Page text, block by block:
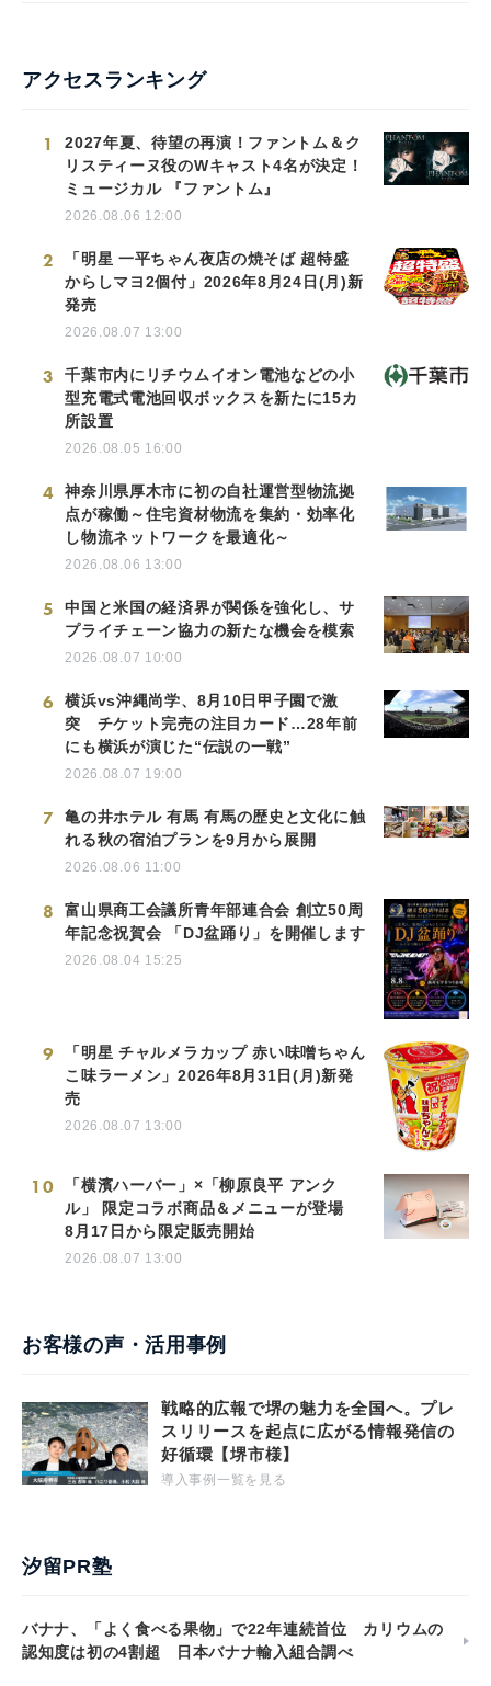
アクセスランキング
1
2027年夏、待望の再演！ファントム＆ク
リスティーヌ役のWキャスト4名が決定！
ミュージカル 『ファントム』
2026.08.06 12:00
2
「明星 一平ちゃん夜店の焼そば 超特盛
からしマヨ2個付」2026年8月24日(月)新
発売
2026.08.07 13:00
3
千葉市内にリチウムイオン電池などの小
型充電式電池回収ボックスを新たに15カ
所設置
2026.08.05 16:00
4
神奈川県厚木市に初の自社運営型物流拠
点が稼働～住宅資材物流を集約・効率化
し物流ネットワークを最適化～
2026.08.06 13:00
5
中国と米国の経済界が関係を強化し、サ
プライチェーン協力の新たな機会を模索
2026.08.07 10:00
6
横浜vs沖縄尚学、8月10日甲子園で激
突 チケット完売の注目カード…28年前
にも横浜が演じた“伝説の一戦”
2026.08.07 19:00
7
亀の井ホテル 有馬 有馬の歴史と文化に触
れる秋の宿泊プランを9月から展開
2026.08.06 11:00
8
富山県商工会議所青年部連合会 創立50周
年記念祝賀会 「DJ盆踊り」を開催します
2026.08.04 15:25
9
「明星 チャルメラカップ 赤い味噌ちゃん
こ味ラーメン」2026年8月31日(月)新発
売
2026.08.07 13:00
10
「横濱ハーバー」×「柳原良平 アンク
ル」 限定コラボ商品＆メニューが登場
8月17日から限定販売開始
2026.08.07 13:00
お客様の声・活用事例
戦略的広報で堺の魅力を全国へ。プレ
スリリースを起点に広がる情報発信の
好循環【堺市様】
導入事例一覧を見る
汐留PR塾
バナナ、「よく食べる果物」で22年連続首位 カリウムの
認知度は初の4割超 日本バナナ輸入組合調べ